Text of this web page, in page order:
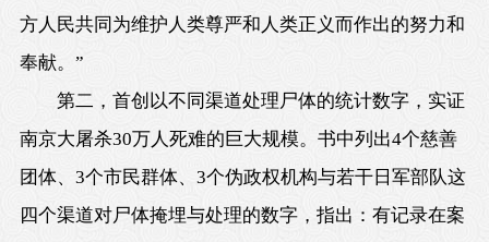
方人民共同为维护人类尊严和人类正义而作出的努力和
奉献。”
第二，首创以不同渠道处理尸体的统计数字，实证
南京大屠杀30万人死难的巨大规模。书中列出4个慈善
团体、3个市民群体、3个伪政权机构与若干日军部队这
四个渠道对尸体掩埋与处理的数字，指出：有记录在案